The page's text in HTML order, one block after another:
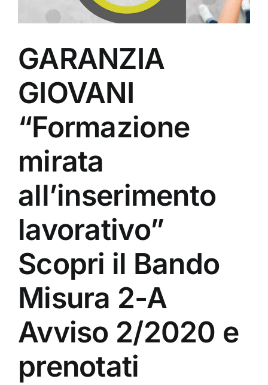
GARANZIA
GIOVANI
“Formazione
mirata
all’inserimento
lavorativo”
Scopri il Bando
Misura 2-A
Avviso 2/2020 e
prenotati